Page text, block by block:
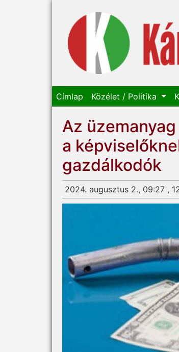
Címlap Közélet / Politika
Az
a
gazdálkodók
2024. augusztus 2., 09:27 ,